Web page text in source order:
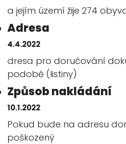
a jejím území žije 274
Adresa
4.4.2022
dresa pro doručování
podobě (listiny)
Způsob nakládání
10.1.2022
Pokud bude na adresu
poškozený